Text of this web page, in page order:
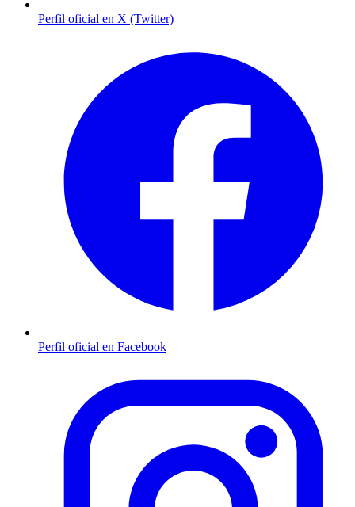
Perfil oficial en X (Twitter)
Perfil oficial en Facebook